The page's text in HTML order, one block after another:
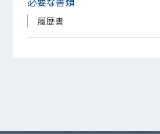
履歴書